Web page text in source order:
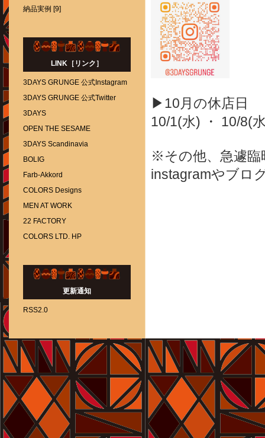
▶10月の休店日
10/1(水) ・ 10/8(
※その他、急遽臨
instagramやブロ
納品実例 [9]
LINK［リンク］
3DAYS GRUNGE 公式Instagram
3DAYS GRUNGE 公式Twitter
3DAYS
OPEN THE SESAME
3DAYS Scandinavia
BOLIG
Farb-Akkord
COLORS Designs
MEN AT WORK
22 FACTORY
COLORS LTD. HP
更新通知
RSS2.0